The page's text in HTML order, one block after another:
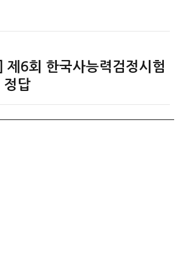
제6회 한국사능력검정시험
정답